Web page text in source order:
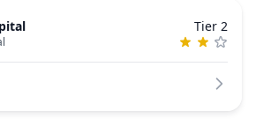
Tier 2